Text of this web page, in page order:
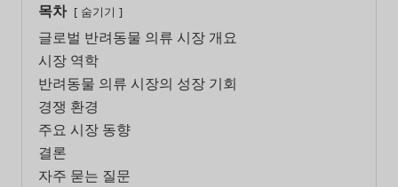
목차 숨기기
글로벌 반려동물 의류 시장 개요
시장 역학
반려동물 의류 시장의 성장 기회
경쟁 환경
주요 시장 동향
결론
자주 묻는 질문